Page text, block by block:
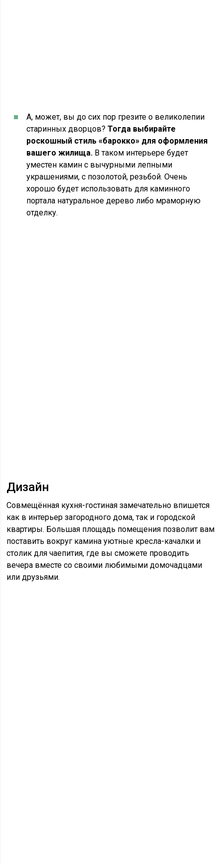
А, может, вы до сих пор грезите о великолепии
старинных дворцов?Тогда выбирайте
роскошный стиль «барокко» для оформления
вашего жилища. В таком интерьере будет
уместен камин с вычурными лепными
украшениями, с позолотой, резьбой. Очень
хорошо будет использовать для каминного
портала натуральное дерево либо мраморную
отделку.
Дизайн
Совмещённая кухня-гостиная замечательно впишется
как в интерьер загородного дома, так и городской
квартиры. Большая площадь помещения позволит вам
поставить вокруг камина уютные кресла-качалки и
столик для чаепития, где вы сможете проводить
вечера вместе со своими любимыми домочадцами
или друзьями.